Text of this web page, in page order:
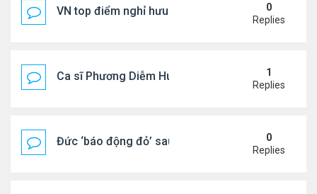
VN top điểm nghỉ hưu lý tưởng cho người Mỹ
0
Replies
Ca sĩ Phương Diễm Huyền bị khởi tố
1
Replies
Đức ‘báo động đỏ’ sau vụ phát hiện UAV mang
0
Replies